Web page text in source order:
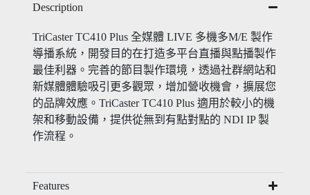
Description
TriCaster TC410 Plus 全媒體 LIVE 多機多M/E 製作
導播系統，開發目的在打造多平台直播與點播製作
最佳利器。完善的節目製作環境，透過社群網站和
新媒體體驗吸引更多觀眾，增加營收機會，擴展您
的品牌效應。TriCaster TC410 Plus 適用於較小的機
架和移動設備，提供從無到有點對點的 NDI IP 製
作流程。
Features